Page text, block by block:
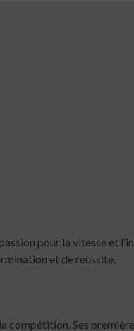
pour la vitesse et
et de réussite.
compétition. Ses